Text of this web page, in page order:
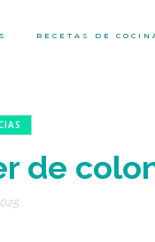
RECETAS DE
de